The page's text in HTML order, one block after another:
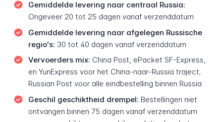
Gemiddelde levering naar centraal Russia:
Ongeveer 20 tot 25 dagen vanaf verzenddatum
Gemiddelde levering naar afgelegen Russische
regio's: 30 tot 40 dagen vanaf verzenddatum
Vervoerders mix: China Post, ePacket SF-Express,
en YunExpress voor het China-naar-Russia traject;
Russian Post voor alle eindbestelling binnen Russia
Geschil geschiktheid drempel: Bestellingen niet
ontvangen binnen 75 dagen vanaf verzenddatum